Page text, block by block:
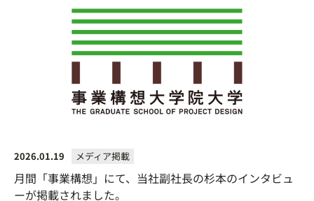
2026.01.19 メディア掲載
月間「事業構想」にて、当社副社長の杉本のインタビュ
ーが掲載されました。